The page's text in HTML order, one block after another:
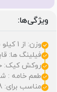
ویژگی‌ها:
وزن: از 1 کیلو به بالا قابل سفارش
فیلینگ ها:
روکش کیک:
طعم خامه :
مناسب برای: 8 الی 10 نفر (قابل تغییر)